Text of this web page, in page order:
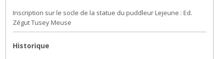
Inscription sur le socle de la statue du puddleur Lejeune : Ed.
Zégut Tusey Meuse
Historique